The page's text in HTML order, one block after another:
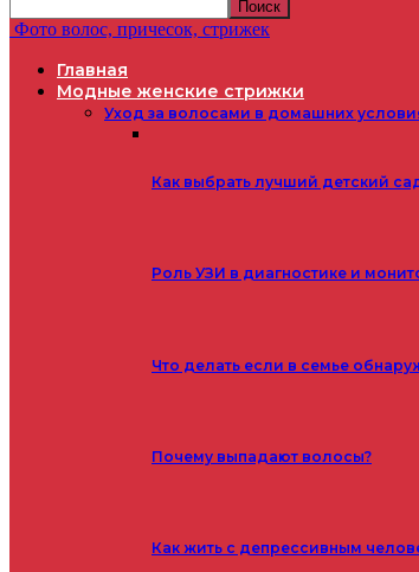
Фото волос, причесок, стрижек
Главная
Модные женские стрижки
Уход за волосами в домашних
Как выбрать лучший детский
Роль УЗИ в диагностике и
Что делать если в семье
Почему выпадают волосы?
Как жить с депрессивным